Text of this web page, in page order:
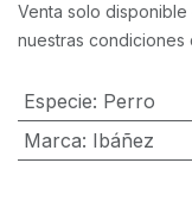
Venta solo disponible
nuestras condiciones
Especie: Perro
Marca: Ibáñez